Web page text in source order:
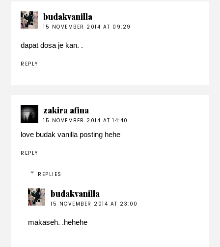
budakvanilla
15 NOVEMBER 2014 AT 09:29
dapat dosa je kan. .
REPLY
zakira afina
15 NOVEMBER 2014 AT 14:40
love budak vanilla posting hehe
REPLY
REPLIES
budakvanilla
15 NOVEMBER 2014 AT 23:00
makaseh. .hehehe